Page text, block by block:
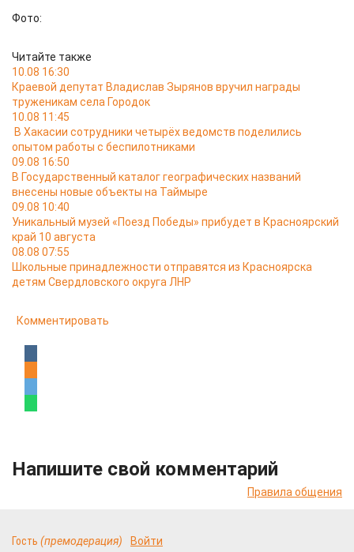
Фото:
Читайте также
10.08 16:30
Краевой депутат Владислав Зырянов вручил награды
труженикам села Городок
10.08 11:45
В Хакасии сотрудники четырёх ведомств поделились
опытом работы с беспилотниками
09.08 16:50
В Государственный каталог географических названий
внесены новые объекты на Таймыре
09.08 10:40
Уникальный музей «Поезд Победы» прибудет в Красноярский
край 10 августа
08.08 07:55
Школьные принадлежности отправятся из Красноярска
детям Свердловского округа ЛНР
Комментировать
Напишите свой комментарий
Правила общения
Гость (премодерация) Войти